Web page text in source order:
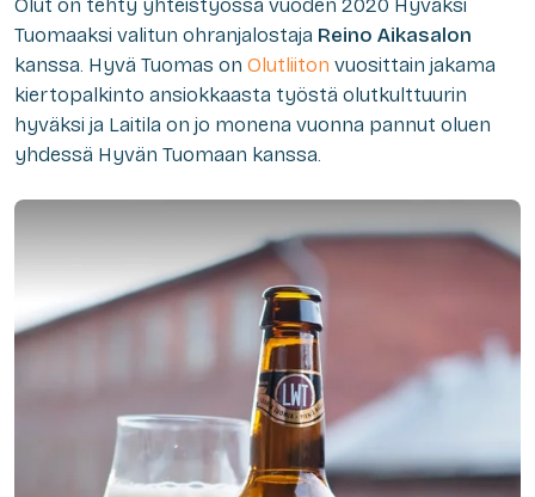
Olut on tehty yhteistyössä vuoden 2020 Hyväksi
Tuomaaksi valitun ohranjalostaja Reino Aikasalon
kanssa. Hyvä Tuomas on Olutliiton vuosittain jakama
kiertopalkinto ansiokkaasta työstä olutkulttuurin
hyväksi ja Laitila on jo monena vuonna pannut oluen
yhdessä Hyvän Tuomaan kanssa.